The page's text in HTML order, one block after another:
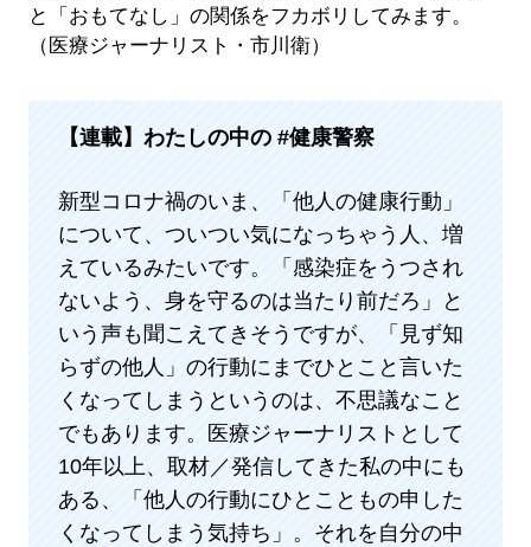
と「おもてなし」の関係をフカボリしてみます。
（医療ジャーナリスト・市川衛）
【連載】わたしの中の #健康警察
新型コロナ禍のいま、「他人の健康行動」
について、ついつい気になっちゃう人、増
えているみたいです。「感染症をうつされ
ないよう、身を守るのは当たり前だろ」と
いう声も聞こえてきそうですが、「見ず知
らずの他人」の行動にまでひとこと言いた
くなってしまうというのは、不思議なこと
でもあります。医療ジャーナリストとして
10年以上、取材／発信してきた私の中にも
ある、「他人の行動にひとこともの申した
くなってしまう気持ち」。それを自分の中